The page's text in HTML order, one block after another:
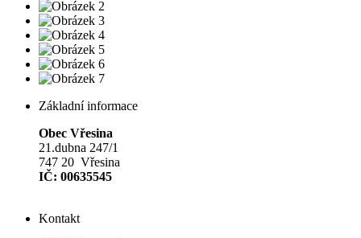
Základní informace
Obec Vřesina
21.dubna 247/1
747 20 Vřesina
IČ: 00635545
Kontakt